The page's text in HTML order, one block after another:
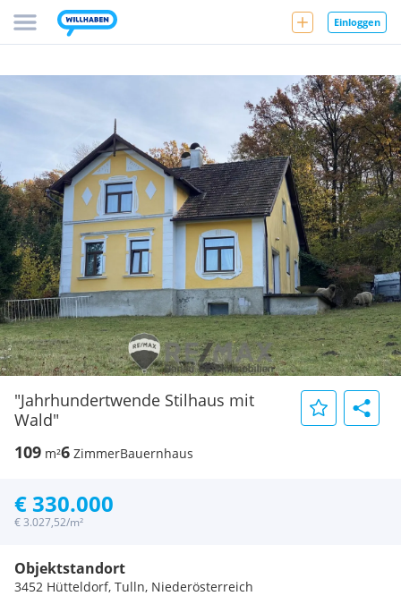
Einloggen
"Jahrhundertwende Stilhaus mit
Wald"
109 m²6 ZimmerBauernhaus
€ 330.000
€ 3.027,52/m²
Objektstandort
3452 Hütteldorf, Tulln, Niederösterreich